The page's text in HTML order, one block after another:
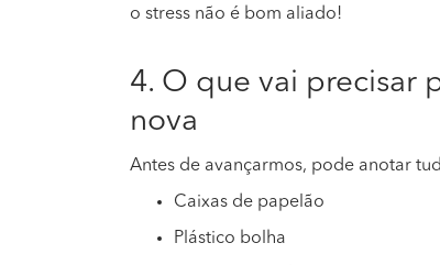
o stress não é bom aliado!
4. O que vai precisar
nova
Antes de avançarmos, pode anotar
Caixas de papelão
Plástico bolha